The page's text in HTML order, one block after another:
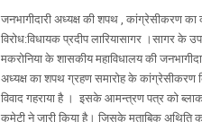
जनभागीदारी अध्यक्ष की शपथ , कांग्रेसीकरण
विरोध:विधायक प्रदीप लारियासागर ।सागर के
मकरोनिया के शासकीय महाविधालय की
अध्यक्ष का शपथ ग्रहण समारोह के कांग्रेसीकरण
विवाद गहराया है । इसके आमन्त्रण पत्र को
कमेटी ने जारी किया है। जिसके मुताबिक अथिति